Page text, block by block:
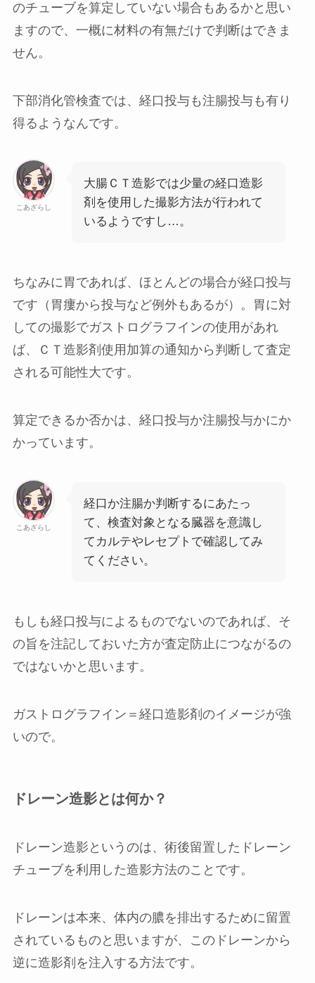
のチューブを算定していない場合もあるかと思い
ますので、一概に材料の有無だけで判断はできま
せん。
下部消化管検査では、経口投与も注腸投与も有り
得るようなんです。
こあざらし
大腸ＣＴ造影では少量の経口造影
剤を使用した撮影方法が行われて
いるようですし…。
ちなみに胃であれば、ほとんどの場合が経口投与
です（胃瘻から投与など例外もあるが）。胃に対
しての撮影でガストログラフインの使用があれ
ば、ＣＴ造影剤使用加算の通知から判断して査定
される可能性大です。
算定できるか否かは、経口投与か注腸投与かにか
かっています。
こあざらし
経口か注腸か判断するにあたっ
て、検査対象となる臓器を意識し
てカルテやレセプトで確認してみ
てください。
もしも経口投与によるものでないのであれば、そ
の旨を注記しておいた方が査定防止につながるの
ではないかと思います。
ガストログラフイン＝経口造影剤のイメージが強
いので。
ドレーン造影とは何か？
ドレーン造影というのは、術後留置したドレーン
チューブを利用した造影方法のことです。
ドレーンは本来、体内の膿を排出するために留置
されているものと思いますが、このドレーンから
逆に造影剤を注入する方法です。